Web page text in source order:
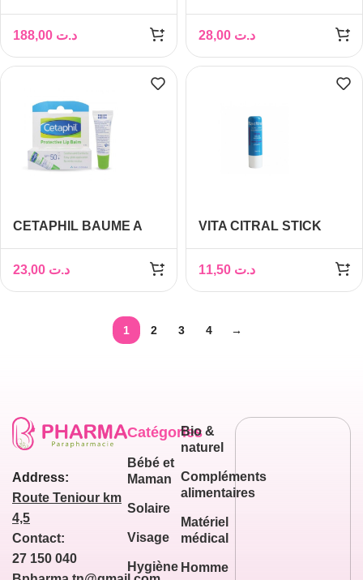
L’ACIDE
HYALURONIQUE
د.ت
REPARATEUR 10ML
د.ت
CETAPHIL BAUME A
د.ت
VITA CITRAL STICK
NOURRISSANT 4G
د.ت
1 2 3 4 →
Address:
Route Teniour km
4,5
Contact:
27 150 040
Catégories
Bébé et
Maman
Solaire
Visage
Hygiène
Bio &
naturel
Compléments
alimentaires
Matériel
médical
Homme